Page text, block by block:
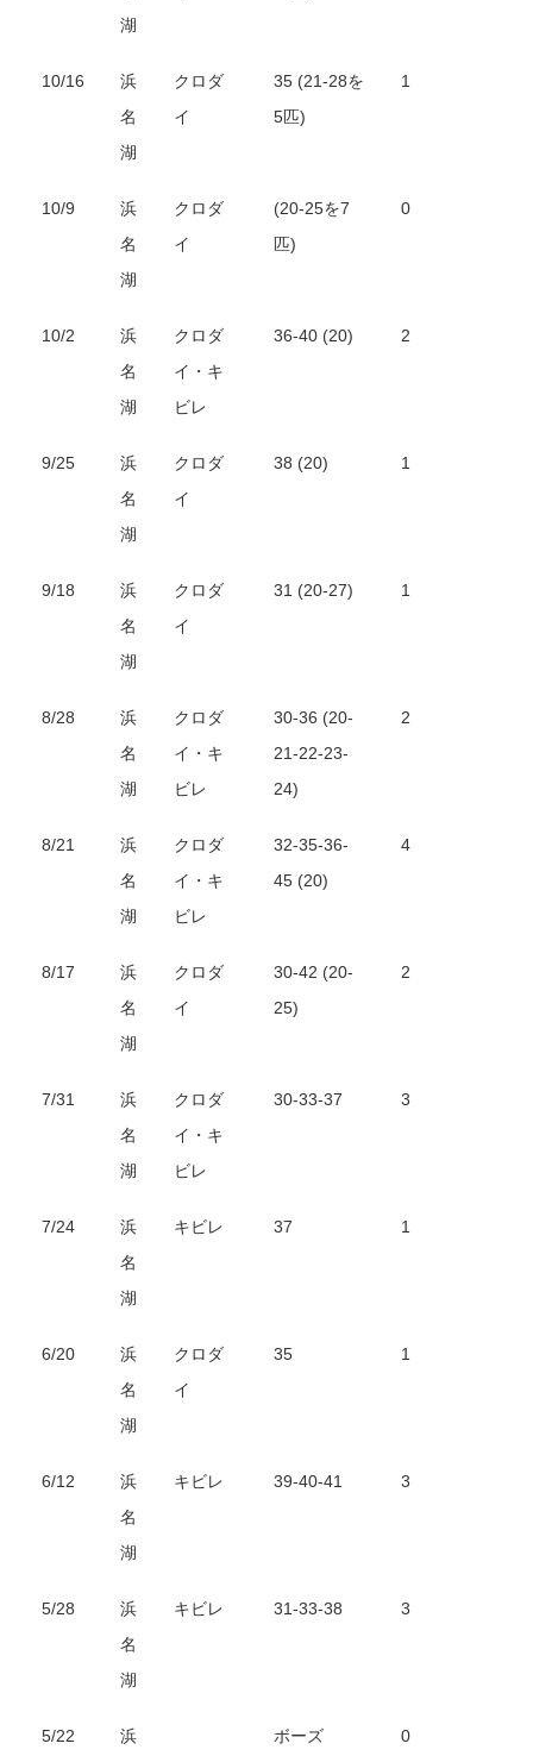
湖
10/16
浜
名
湖
クロダ
イ
35 (21-28を
5匹)
1
10/9
浜
名
湖
クロダ
イ
(20-25を7
匹)
0
10/2
浜
名
湖
クロダ
イ・キ
ビレ
36-40 (20) 2
9/25
浜
名
湖
クロダ
イ
38 (20) 1
9/18
浜
名
湖
クロダ
イ
31 (20-27) 1
8/28
浜
名
湖
クロダ
イ・キ
ビレ
30-36 (20-
21-22-23-
24)
2
8/21
浜
名
湖
クロダ
イ・キ
ビレ
32-35-36-
45 (20)
4
8/17
浜
名
湖
クロダ
イ
30-42 (20-
25)
2
7/31
浜
名
湖
クロダ
イ・キ
ビレ
30-33-37 3
7/24
浜
名
湖
キビレ 37 1
6/20
浜
名
湖
クロダ
イ
35 1
6/12
浜
名
湖
キビレ 39-40-41 3
5/28
浜
名
湖
キビレ 31-33-38 3
5/22 浜 ボーズ 0